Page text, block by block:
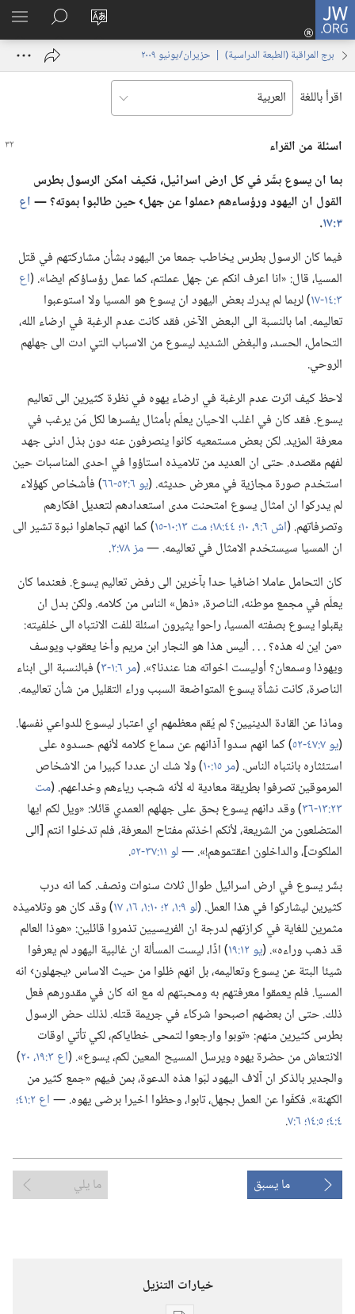
JW.ORG
تغيير
الموقع
تسجيل
الدخول
نافذة
البحث
في
JW.‎ORG
برج المراقبة (‏الطبعة الدراسية)‏ | ‏‎حزيران/يونيو‏ ‏‎٢٠٠٩‏
اقرأ باللغة
اسئلة من القراء
بما ان يسوع بشّرفيكل ارض اسرائيل،‏ فكيف امكن الرسول بطرس
القول ان اليهود ورؤساءهم ‹عملوا عن جهل› حين طالبوا بموته؟‏ —‏اع
٣:‏١٧
‏.‏
فيما كان الرسول بطرس يخاطب جمعا من اليهود بشأن مشاركتهم في قتل
المسيا،‏ قال:‏ «انا اعرف انكم عن جهل عملتم،‏ كما عمل رؤساؤكم ايضا».‏ (‏اع
٣:‏١٤-‏١٧
‏)‏ لربما لم يدرك بعض اليهود ان يسوع هو المسيا ولا استوعبوا
تعاليمه.‏ اما بالنسبة الى البعض الآخر،‏ فقد كانت عدم الرغبة في ارضاء الله،‏
التحامل،‏ الحسد،‏ والبغض الشديد ليسوع من الاسباب التي ادت الى جهلهم
الروحي.‏
لاحظ كيف اثرت عدم الرغبة في ارضاء يهوه في نظرة كثيرين الى تعاليم
يسوع.‏ فقد كان في اغلب الاحيان يعلّم بأمثال يفسرها لكل مَن يرغب في
معرفة المزيد.‏ لكن بعض مستمعيه كانوا ينصرفون عنه دون بذل ادنى جهد
لفهم مقصده.‏ حتى ان العديد من تلاميذه استاؤوا في احدى المناسبات حين
استخدم صورة مجازية في معرض حديثه.‏ (‏يو ٦:‏٥٢-‏٦٦
‏)‏ فأشخاص كهؤلاء
لم يدركوا ان امثال يسوع امتحنت مدى استعدادهم لتعديل افكارهم
وتصرفاتهم.‏ (‏اش ٦:‏٩،‏ ١٠؛‏ مت ١٣:‏١٠-‏١٥
‏)‏ كما انهم تجاهلوا نبوة تشير الى
ان المسيا سيستخدم الامثال في تعاليمه.‏ —‏مز ٧٨:‏٢
‏.‏
كان التحامل عاملا اضافيا حدا بآخرين الى رفض تعاليم يسوع.‏ فعندما كان
يعلّم في مجمع موطنه،‏ الناصرة،‏ «ذهل» الناس من كلامه.‏ ولكن بدل ان
يقبلوا يسوع بصفته المسيا،‏ راحوا يثيرون اسئلة للفت الانتباه الى خلفيته:‏
«من اين له هذه؟‏ .‏ .‏ .‏ أليس هذا هو النجار ابن مريم وأخا يعقوب ويوسف
ويهوذا وسمعان؟‏ أوليست اخواته هنا عندنا؟‏».‏ (‏مر ٦:‏١-‏٣
‏)‏ فبالنسبة الى ابناء
الناصرة،‏ كانت نشأة يسوع المتواضعة السبب وراء التقليل من شأن تعاليمه.‏
وماذا عن القادة الدينيين؟‏ لم يُقم معظمهم اي اعتبار ليسوع للدواعي نفسها.‏
(‏يو ٧:‏٤٧-‏٥٢
‏)‏ كما انهم سدوا آذانهم عن سماع كلامه لأنهم حسدوه على
استئثاره بانتباه الناس.‏ (‏مر ١٥:‏١٠
‏)‏ ولا شك ان عددا كبيرا من الاشخاص
المرموقين تصرفوا بطريقة معادية له لأنه شجب رياءهم وخداعهم.‏ (‏مت
٢٣:‏١٣-‏٣٦
‏)‏ وقد دانهم يسوع بحق على جهلهم العمدي قائلا:‏ «ويل لكم ايها
المتضلعون من الشريعة،‏ لأنكم اخذتم مفتاح المعرفة،‏ فلم تدخلوا انتم [الى
الملكوت]،‏ والداخلون اعقتموهم!‏».‏ —‏لو ١١:‏٣٧-‏٥٢
‏.‏
بشّر يسوع في ارض اسرائيل طوال ثلاث سنوات ونصف.‏ كما انه درب
كثيرين ليشاركوا في هذا العمل.‏ (‏لو ٩:‏١،‏ ٢؛‏
‏)‏ وقد كان هو وتلاميذه
مثمرين للغاية في كرازتهم لدرجة ان الفريسيين تذمروا قائلين:‏ «هوذا العالم
قد ذهب وراءه».‏ (‏يو ١٢:‏١٩
‏)‏ اذًا،‏ ليست المسألة ان غالبية اليهود لم يعرفوا
شيئا البتة عن يسوع وتعاليمه،‏ بل انهم ظلوا من حيث الاساس ‹يجهلون› انه
المسيا.‏ فلم يعمقوا معرفتهم به ومحبتهم له مع انه كان في مقدورهم فعل
ذلك.‏ حتى ان بعضهم اصبحوا شركاء في جريمة قتله.‏ لذلك حض الرسول
بطرس كثيرين منهم:‏ «توبوا وارجعوا لتمحى خطاياكم،‏ لكي تأتي اوقات
الانتعاش من حضرة يهوه ويرسل المسيح المعين لكم،‏ يسوع».‏ (‏اع ٣:‏١٩،‏ ٢٠
‏)‏
والجدير بالذكر ان آلاف اليهود لبّوا هذه الدعوة،‏ بمن فيهم «جمع كثير من
الكهنة».‏ فكفّوا عن العمل بجهل،‏ تابوا،‏ وحظوا اخيرا برضى يهوه.‏ —‏اع ٢:‏٤١؛‏
٤:‏٤؛‏
‏.‏
ما يسبق ما يلي
خيارات التنزيل